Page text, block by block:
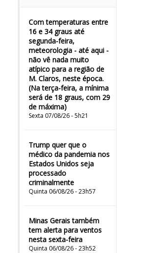
Com temperaturas entre
16 e 34 graus até
segunda-feira,
meteorologia - até aqui -
não vê nada muito
atípico para a região de
M. Claros, neste época.
(Na terça-feira, a mínima
será de 18 graus, com 29
de máxima)
Sexta 07/08/26 - 5h21
Trump quer que o
médico da pandemia nos
Estados Unidos seja
processado
criminalmente
Quinta 06/08/26 - 23h57
Minas Gerais também
tem alerta para ventos
nesta sexta-feira
Quinta 06/08/26 - 23h52